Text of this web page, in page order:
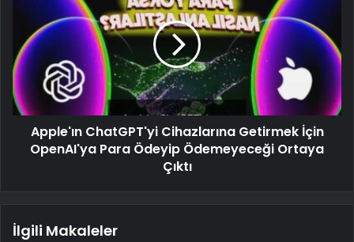
Apple'ın ChatGPT'yi Cihazlarına Getirmek İçin
OpenAI'ya Para Ödeyip Ödemeyeceği Ortaya
Çıktı
İlgili Makaleler